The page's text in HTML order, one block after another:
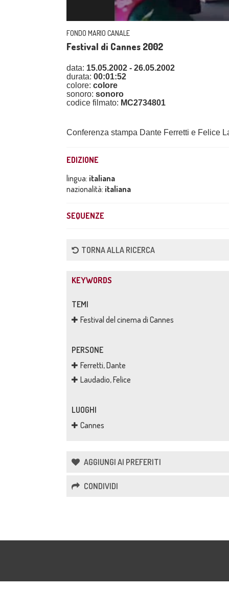
FONDO MARIO CANALE
Festival di Cannes 2002
data: 15.05.2002 - 26.05.2002
durata: 00:01:52
colore: colore
sonoro: sonoro
codice filmato: MC2734801
Conferenza stampa Dante Ferretti e Felice
EDIZIONE
lingua: italiana
nazionalità: italiana
SEQUENZE
TORNA ALLA RICERCA
KEYWORDS
TEMI
Festival del cinema di Cannes
PERSONE
Ferretti, Dante
Laudadio, Felice
LUOGHI
Cannes
AGGIUNGI AI PREFERITI
CONDIVIDI